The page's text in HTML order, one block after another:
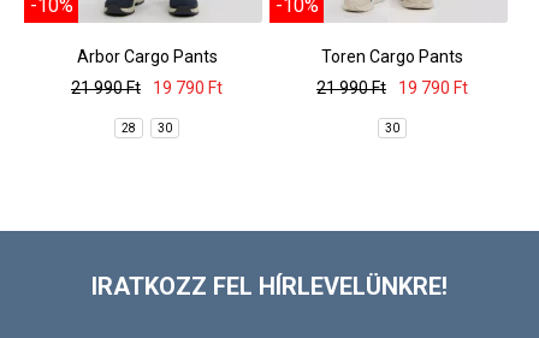
-10%
Arbor Cargo Pants
21 990 Ft
19 790 Ft
28 30
-10%
Toren Cargo Pants
21 990 Ft
19 790 Ft
30
IRATKOZZ FEL HÍRLEVELÜNKRE!